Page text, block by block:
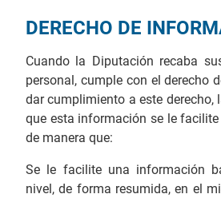
DERECHO DE
Cuando la Diputación recaba
personal, cumple con el derecho
dar cumplimiento a este derecho,
que esta información se le
de manera que:
Se le facilite una información
nivel, de forma resumida, en el